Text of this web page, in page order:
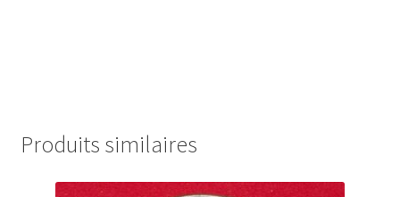
Produits similaires